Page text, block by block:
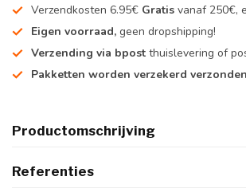
Verzendkosten 6.95€ Gratis vanaf 250€,
Eigen voorraad, geen dropshipping!
Verzending via bpost thuislevering of
Pakketten worden verzekerd verzonden
Productomschrijving
Referenties